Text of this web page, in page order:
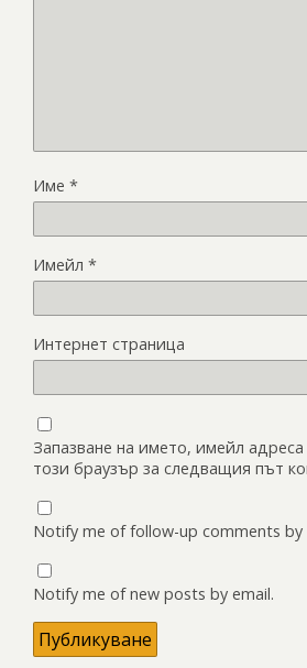
Име *
Имейл *
Интернет страница
Запазване на името, имейл
този браузър за следващия път
Notify me of follow-up comments by
Notify me of new posts by email.